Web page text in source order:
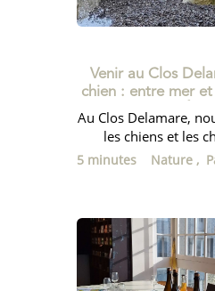
Venir au Clos
chien : entre mer
Au Clos Delamare,
les chiens et les
accueillons avec
5 minutes Nature ,